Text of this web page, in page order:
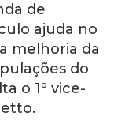
de
ajuda no
melhoria da
do
o 1º vice-